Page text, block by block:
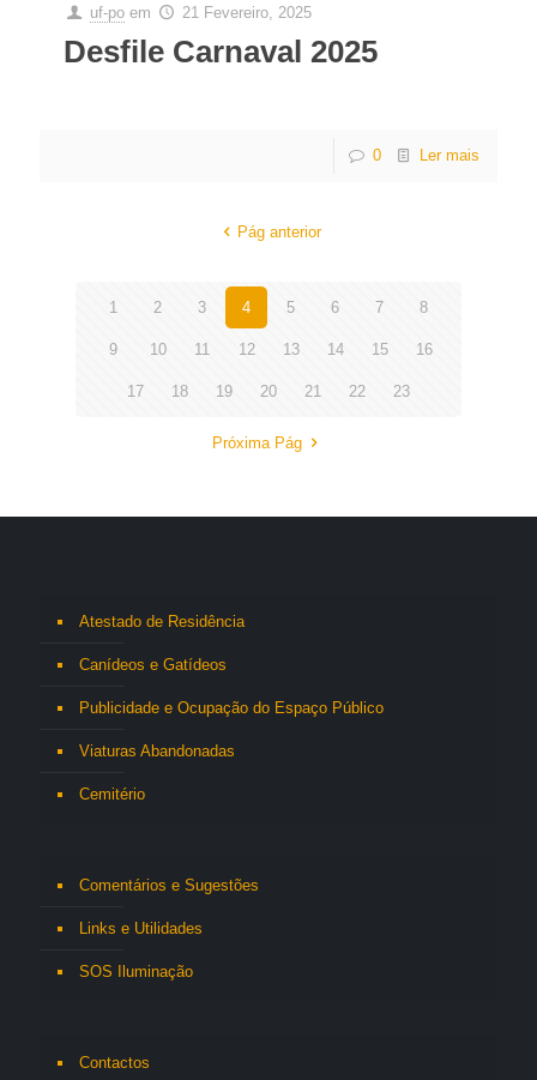
uf-po em 21 Fevereiro, 2025
Desfile Carnaval 2025
0 Ler mais
Pág anterior
1 2 3 4 5 6 7 8
9 10 11 12 13 14 15 16
17 18 19 20 21 22 23
Próxima Pág
Atestado de Residência
Canídeos e Gatídeos
Publicidade e Ocupação do Espaço Público
Viaturas Abandonadas
Cemitério
Comentários e Sugestões
Links e Utilidades
SOS Iluminação
Contactos